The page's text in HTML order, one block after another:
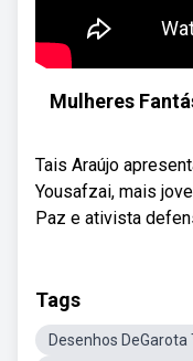
Mulheres
Tais Araújo
Yousafzai, mais
Paz e ativista
Tags
Desenhos DeGarota